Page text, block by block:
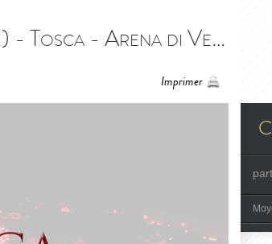
Tosca - Arena di Verona (2012) - Tosca - Arena di Verona (2012)
Imprimer